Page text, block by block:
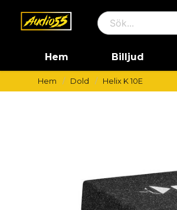
Hem Billjud
Hem Dold Helix K 10E